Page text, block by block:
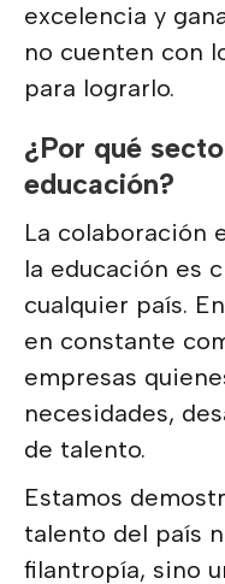
excelencia y
no cuenten con
para lograrlo.
¿Por qué
educación?
La colaboración
la educación es
cualquier país.
en constante
empresas
necesidades,
de talento.
Estamos
talento del país
filantropía, sino